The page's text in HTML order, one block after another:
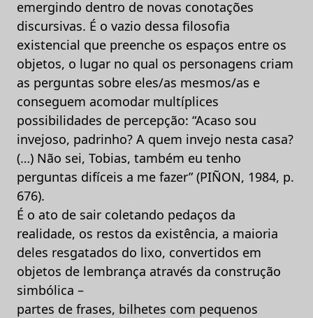
emergindo dentro de novas conotações
discursivas. É o vazio dessa filosofia
existencial que preenche os espaços entre os
objetos, o lugar no qual os personagens criam
as perguntas sobre eles/as mesmos/as e
conseguem acomodar multíplices
possibilidades de percepção: “Acaso sou
invejoso, padrinho? A quem invejo nesta casa?
(…) Não sei, Tobias, também eu tenho
perguntas difíceis a me fazer” (PIÑON, 1984, p.
676).
É o ato de sair coletando pedaços da
realidade, os restos da existência, a maioria
deles resgatados do lixo, convertidos em
objetos de lembrança através da construção
simbólica –
partes de frases, bilhetes com pequenos